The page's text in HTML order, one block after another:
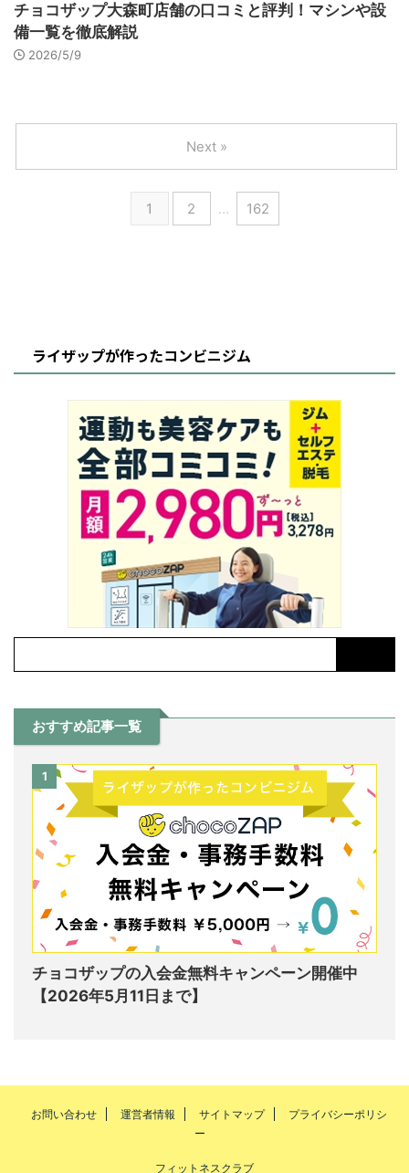
チョコザップ大森町店舗の口コミと評判！マシンや設
備一覧を徹底解説
2026/5/9
1 2 … 162
Next »
ライザップが作ったコンビニジム
おすすめ記事一覧
1
チョコザップの入会金無料キャンペーン開催中
【2026年5月11日まで】
お問い合わせ 運営者情報 サイトマップ
プライバシーポリシ
ー
フィットネスクラブ